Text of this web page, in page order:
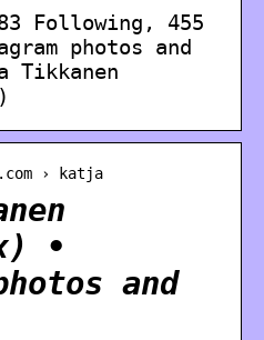
Following, 455
photos and
Tikkanen
› katja
•
and